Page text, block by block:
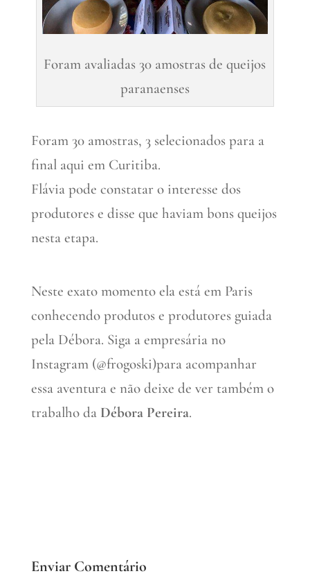
Foram avaliadas 30 amostras de queijos
paranaenses
Foram 30 amostras, 3 selecionados para a
final aqui em Curitiba.
Flávia pode constatar o interesse dos
produtores e disse que haviam bons queijos
nesta etapa.
Neste exato momento ela está em Paris
conhecendo produtos e produtores guiada
pela Débora. Siga a empresária no
Instagram (@frogoski)para acompanhar
essa aventura e não deixe de ver também o
trabalho da Débora Pereira.
Enviar Comentário